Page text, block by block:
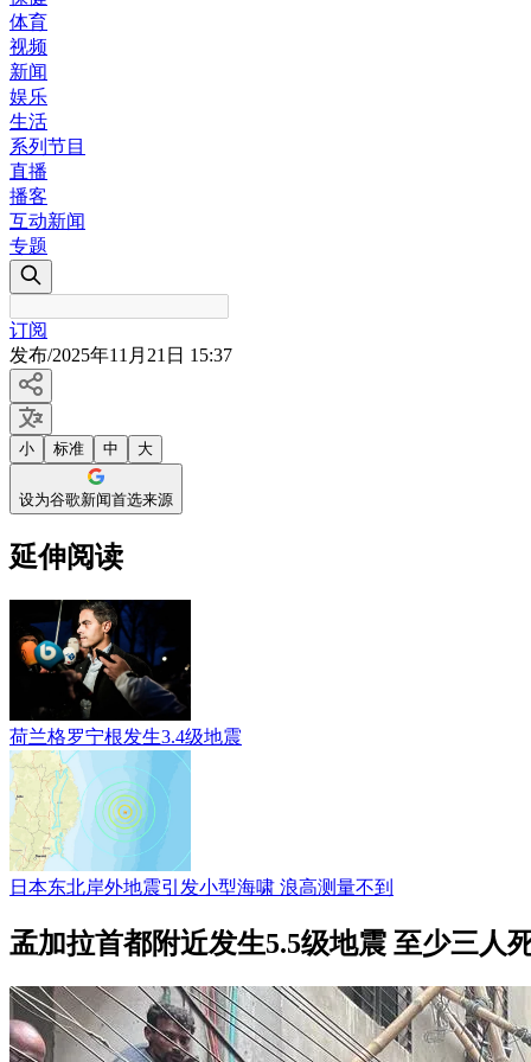
体育
视频
新闻
娱乐
生活
系列节目
直播
播客
互动新闻
专题
订阅
发布/2025年11月21日 15:37
小 标准 中 大
设为谷歌新闻首选来源
延伸阅读
荷兰格罗宁根发生3.4级地震
日本东北岸外地震引发小型海啸 浪高测量不到
孟加拉首都附近发生5.5级地震 至少三人